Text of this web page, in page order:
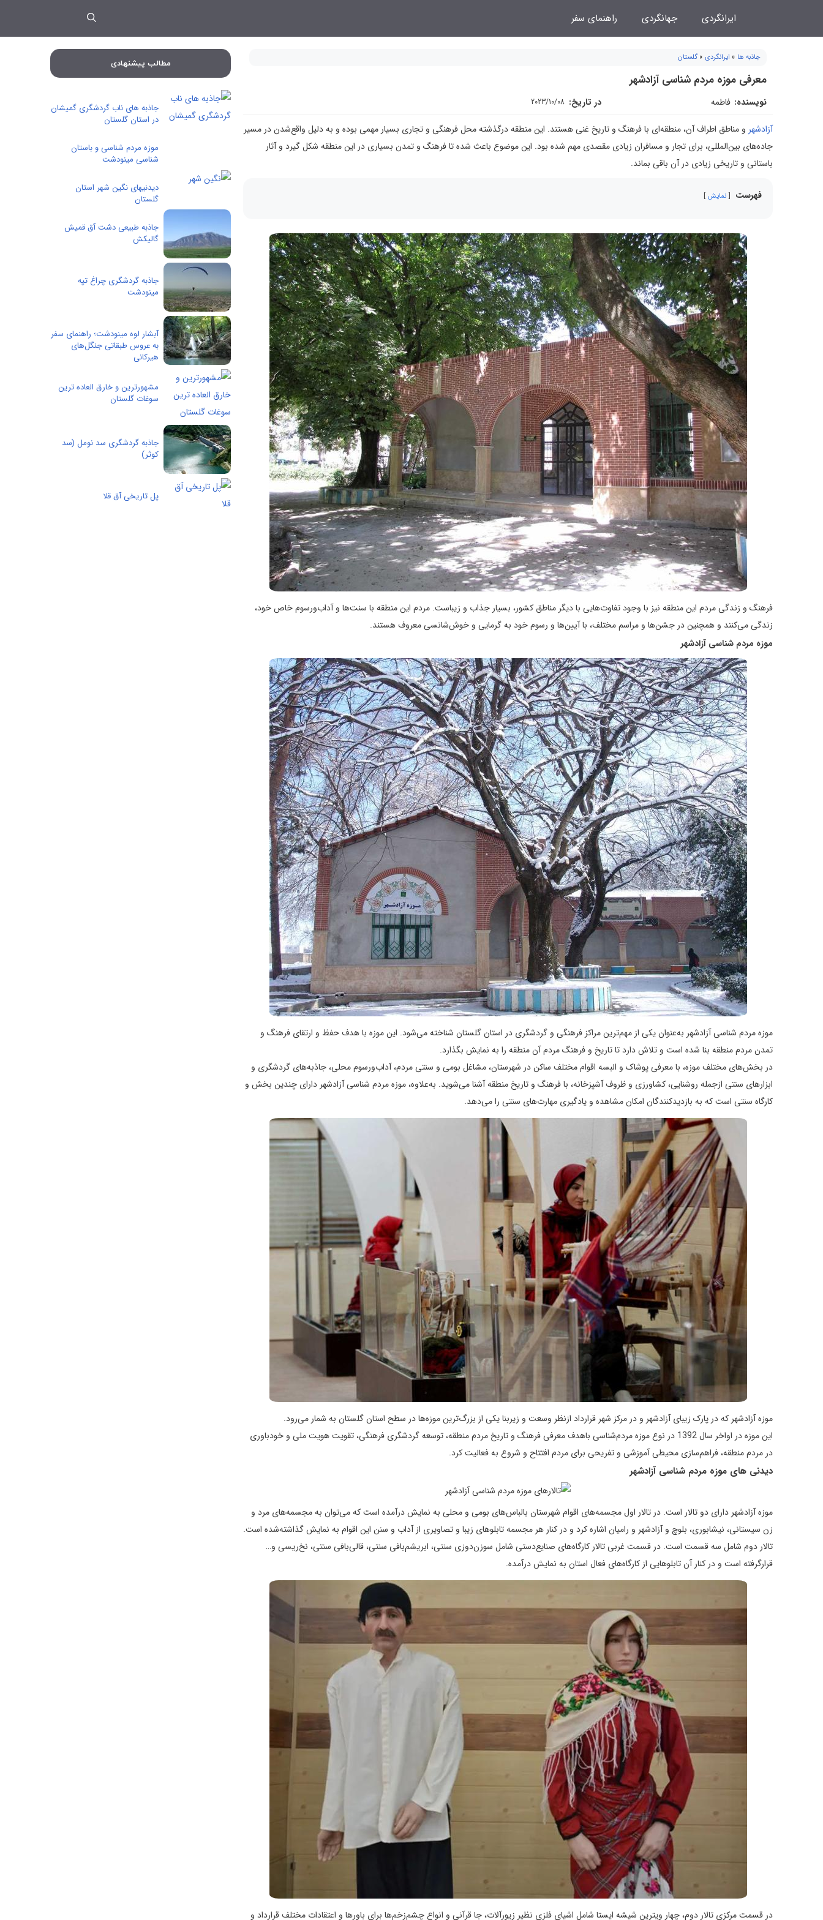
ایرانگردی جهانگردی راهنمای سفر
جاذبه ها » ایرانگردی »گلستان
معرفی موزه مردم شناسی آزادشهر
نویسنده: فاطمه در تاریخ: 2023/10/08
آزادشهر و مناطق اطراف آن، منطقه‌ای با فرهنگ و تاریخ غنی هستند. این منطقه درگذشته محل فرهنگی و تجاری بسیار مهمی بوده و به دلیل واقع‌شدن در مسیر
جاده‌های بین‌المللی، برای تجار و مسافران زیادی مقصدی مهم شده بود. این موضوع باعث شده تا فرهنگ و تمدن بسیاری در این منطقه شکل گیرد و آثار
باستانی و تاریخی زیادی در آن باقی بماند.
فهرست نمایش
فرهنگ و زندگی مردم این منطقه نیز با وجود تفاوت‌هایی با دیگر مناطق کشور، بسیار جذاب و زیباست. مردم این منطقه با سنت‌ها و آداب‌ورسوم خاص خود،
زندگی می‌کنند و همچنین در جشن‌ها و مراسم مختلف، با آیین‌ها و رسوم خود به گرمایی و خوش‌شانسی معروف هستند.
موزه مردم شناسی آزادشهر
موزه مردم شناسی آزادشهر به‌عنوان یکی از مهم‌ترین مراکز فرهنگی و گردشگری در استان گلستان شناخته می‌شود. این موزه با هدف حفظ و ارتقای فرهنگ و
تمدن مردم منطقه بنا شده است و تلاش دارد تا تاریخ و فرهنگ مردم آن منطقه را به نمایش بگذارد.
در بخش‌های مختلف موزه، با معرفی پوشاک و البسه اقوام مختلف ساکن در شهرستان، مشاغل بومی و سنتی مردم، آداب‌ورسوم محلی، جاذبه‌های گردشگری و
ابزارهای سنتی ازجمله روشنایی، کشاورزی و ظروف آشپزخانه، با فرهنگ و تاریخ منطقه آشنا می‌شوید. به‌علاوه، موزه مردم شناسی آزادشهر دارای چندین بخش و
کارگاه سنتی است که به بازدیدکنندگان امکان مشاهده و یادگیری مهارت‌های سنتی را می‌دهد.
موزه آزادشهر که در پارک زیبای آزادشهر و در مرکز شهر قرارداد ازنظر وسعت و زیربنا یکی از بزرگ‌ترین موزه‌ها در سطح استان گلستان به شمار می‌رود.
این موزه در اواخر سال 1392 در نوع موزه مردم‌شناسی باهدف معرفی فرهنگ و تاریخ مردم منطقه، توسعه گردشگری فرهنگی، تقویت هویت ملی و خودباوری
در مردم منطقه، فراهم‌سازی محیطی آموزشی و تفریحی برای مردم افتتاح و شروع به فعالیت کرد.
دیدنی های موزه مردم شناسی آزادشهر
موزه آزادشهر دارای دو تالار است. در تالار اول مجسمه‌های اقوام شهرستان بالباس‌های بومی و محلی به نمایش درآمده است که می‌توان به مجسمه‌های مرد و
زن سیستانی، نیشابوری، بلوچ و آزادشهر و رامیان اشاره کرد و در کنار هر مجسمه تابلوهای زیبا و تصاویری از آداب و سنن این اقوام به نمایش گذاشته‌شده است.
تالار دوم شامل سه قسمت است. در قسمت غربی تالار کارگاه‌های صنایع‌دستی شامل سوزن‌دوزی سنتی، ابریشم‌بافی سنتی، قالی‌بافی سنتی، نخ‌ریسی و…
قرارگرفته است و در کنار آن تابلوهایی از کارگاه‌های فعال استان به نمایش درآمده.
در قسمت مرکزی تالار دوم، چهار ویترین شیشه ایستا شامل اشیای فلزی نظیر زیورآلات، جا قرآنی و انواع چشم‌زخم‌ها برای باورها و اعتقادات مختلف قرارداد و
مطالب پیشنهادی
جاذبه های ناب گردشگری گمیشان
در استان گلستان
موزه مردم شناسی و باستان
شناسی مینودشت
دیدنیهای نگین شهر استان
گلستان
جاذبه طبیعی دشت آق قمیش
گالیکش
جاذبه گردشگری چراغ تپه
مینودشت
آبشار لوه مینودشت؛ راهنمای سفر
به عروس طبقاتی جنگل‌های
هیرکانی
مشهورترین و خارق العاده ترین
سوغات گلستان
جاذبه گردشگری سد نومل (سد
کوثر)
پل تاریخی آق قلا